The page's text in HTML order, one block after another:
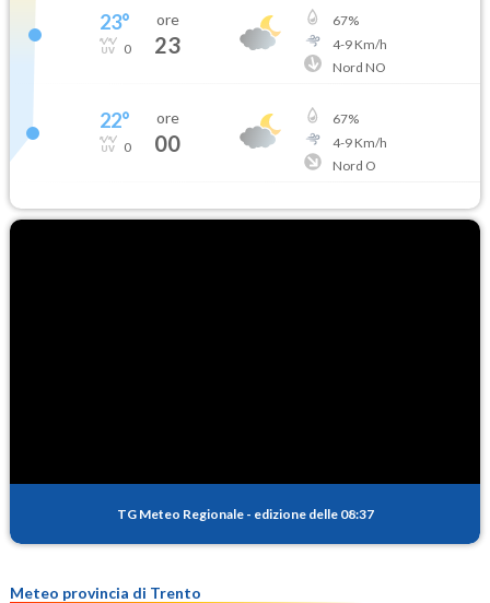
23°
0
ore
23
67%
4-9Km/h
Nord NO
22°
0
ore
00
67%
4-9Km/h
Nord O
TG Meteo Regionale - edizione delle 08:37
Meteo provincia di Trento